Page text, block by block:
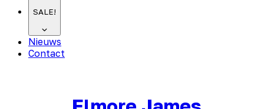
SALE!
Nieuws
Contact